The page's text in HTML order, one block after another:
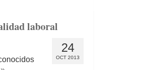
laboral
24
OCT 2013